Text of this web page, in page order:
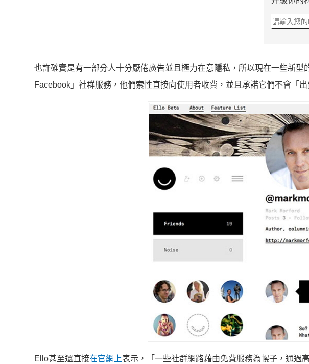
也許確實是有一部分人十分厭倦廣告並且極力在意隱私，所以現在一些新
Facebook」社群服務，他們索性直接向使用者收費，並且承諾它們不會「
Ello甚至還直接在官網上表示，「一些社群網路藉由免費服務為幌子，通過